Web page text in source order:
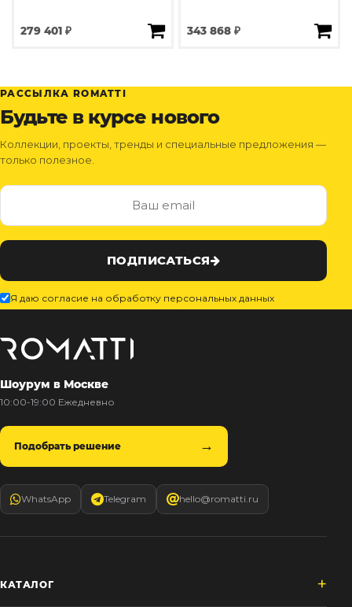
279 401 ₽ 343 868 ₽
РАССЫЛКА ROMATTI
Будьте в курсе нового
Коллекции, проекты, тренды и специальные предложения —
только полезное.
ПОДПИСАТЬСЯ
Я даю согласие на обработку персональных данных
Шоурум в Москве
10:00-19:00 Ежедневно
Подобрать решение
WhatsApp Telegram hello@romatti.ru
КАТАЛОГ